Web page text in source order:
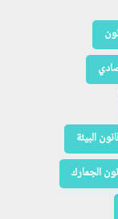
البيئة
الجمارك